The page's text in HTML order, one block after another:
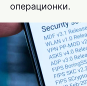
операционки.